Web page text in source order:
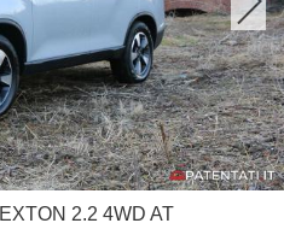
2.2 4WD AT